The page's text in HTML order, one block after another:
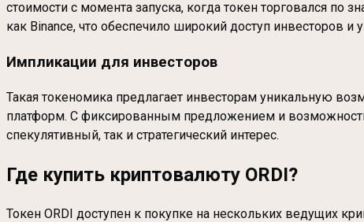
стоимости с момента запуска, когда токен торговался по
как Binance, что обеспечило широкий доступ инвесторов и
Импликации для инвесторов
Такая токеномика предлагает инвесторам уникальную
платформ. С фиксированным предложением и
спекулятивный, так и стратегический интерес.
Где купить криптовалюту ORDI?
Токен ORDI доступен к покупке на нескольких ведущих